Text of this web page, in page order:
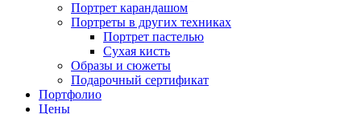
Портрет карандашом
Портреты в других техниках
Портрет пастелью
Сухая кисть
Образы и сюжеты
Подарочный сертификат
Портфолио
Цены